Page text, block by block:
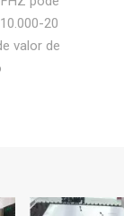
20
valor de